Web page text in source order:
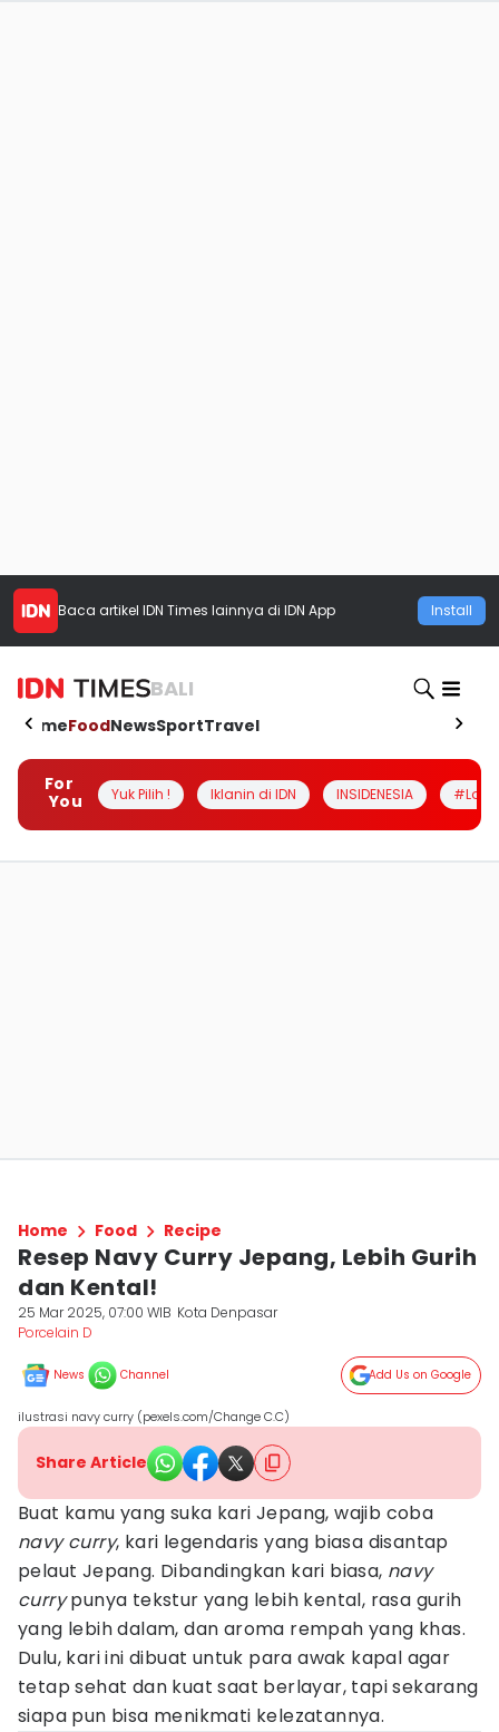
Baca artikel IDN Times lainnya di IDN App Install
BALI
HomeFoodNewsSportTravel
For
You
Yuk Pilih ! Iklanin di IDN INSIDENESIA
Home Food Recipe
Resep Navy Curry Jepang, Lebih Gurih
dan Kental!
25 Mar 2025, 07:00 WIB Kota Denpasar
Porcelain D
News Channel Add Us on Google
ilustrasi navy curry (pexels.com/Change C.C)
Share Article
Buat kamu yang suka kari Jepang, wajib coba
navy curry, kari legendaris yang biasa disantap
pelaut Jepang. Dibandingkan kari biasa, navy
currypunya tekstur yang lebih kental, rasa gurih
yang lebih dalam, dan aroma rempah yang khas.
Dulu, kari ini dibuat untuk para awak kapal agar
tetap sehat dan kuat saat berlayar, tapi sekarang
siapa pun bisa menikmati kelezatannya.